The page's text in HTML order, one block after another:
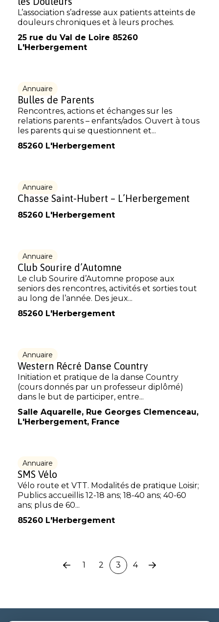
L’association s’adresse aux patients atteints de
douleurs chroniques et à leurs proches.
25 rue du Val de Loire 85260
L'Herbergement
Annuaire
Bulles de Parents
Rencontres, actions et échanges sur les
relations parents – enfants/ados. Ouvert à tous
les parents qui se questionnent et...
85260 L'Herbergement
Annuaire
Chasse Saint-Hubert – L’Herbergement
85260 L'Herbergement
Annuaire
Club Sourire d’Automne
Le club Sourire d’Automne propose aux
seniors des rencontres, activités et sorties tout
au long de l’année. Des jeux...
85260 L'Herbergement
Annuaire
Western Récré Danse Country
Initiation et pratique de la danse Country
(cours donnés par un professeur diplômé)
dans le but de participer, entre...
Salle Aquarelle, Rue Georges Clemenceau,
L'Herbergement, France
Annuaire
SMS Vélo
Vélo route et VTT. Modalités de pratique Loisir;
Publics accueillis 12-18 ans; 18-40 ans; 40-60
ans; plus de 60...
85260 L'Herbergement
Page1 2 3 4
Page